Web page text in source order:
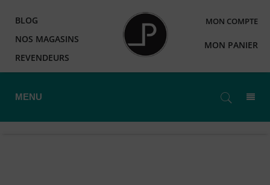
BLOG
NOS MAGASINS
REVENDEURS
MON COMPTE
MON PANIER
MENU